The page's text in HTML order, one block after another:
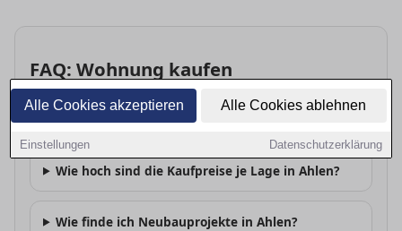
Alle Cookies akzeptieren Alle Cookies ablehnen
Einstellungen Datenschutzerklärung
FAQ: Wohnung kaufen
Lohnt sich Kaufen vs. Mieten in Ahlen?
Wie hoch sind die Kaufpreise je Lage in Ahlen?
Wie finde ich Neubauprojekte in Ahlen?